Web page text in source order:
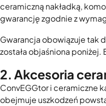
ceramiczną nakładką,
gwarancję zgodnie z
Gwarancja obowiązuje tak
została objaśniona
2. Akcesoria
ConvEGGtor i ceramiczne
obejmuje uszkodzeń